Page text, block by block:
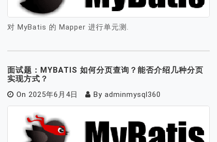
对 MyBatis 的 Mapper 进行单元测.
面试题：MYBATIS 如何分页查询？能否介绍几种分页
实现方式？
On 2025年6月4日 By adminmysql360